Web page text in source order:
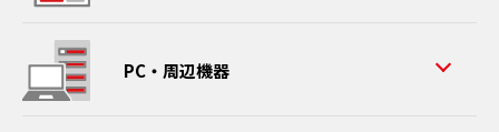
PC・周辺機器